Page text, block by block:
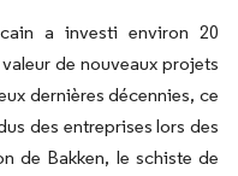
a investi environ 20
de nouveaux projets
dernières décennies, ce
des entreprises lors des
de Bakken, le schiste de